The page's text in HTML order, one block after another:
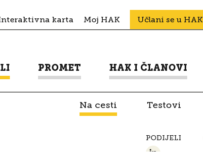
karta Moj HAK Učlani se u HAK
PROMET HAK I ČLANOVI
Na cesti Testovi
PODIJELI